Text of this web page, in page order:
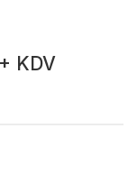
KDV